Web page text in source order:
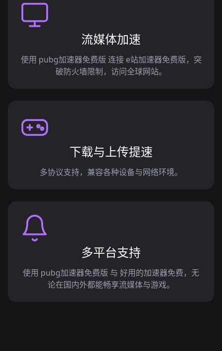
流媒体加速
使用 pubg加速器免费版 连接 e站加速器免费版，突
破防火墙限制，访问全球网站。
下载与上传提速
多协议支持，兼容各种设备与网络环境。
多平台支持
使用 pubg加速器免费版 与 好用的加速器免费，无
论在国内外都能畅享流媒体与游戏。